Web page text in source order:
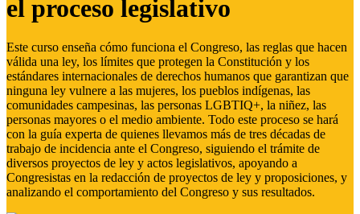
el proceso legislativo
Este curso enseña cómo funciona el Congreso, las reglas que hacen
válida una ley, los límites que protegen la Constitución y los
estándares internacionales de derechos humanos que garantizan que
ninguna ley vulnere a las mujeres, los pueblos indígenas, las
comunidades campesinas, las personas LGBTIQ+, la niñez, las
personas mayores o el medio ambiente. Todo este proceso se hará
con la guía experta de quienes llevamos más de tres décadas de
trabajo de incidencia ante el Congreso, siguiendo el trámite de
diversos proyectos de ley y actos legislativos, apoyando a
Congresistas en la redacción de proyectos de ley y proposiciones, y
analizando el comportamiento del Congreso y sus resultados.